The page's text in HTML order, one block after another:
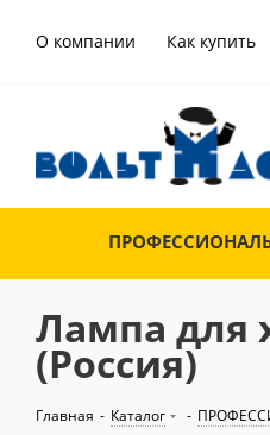
О компании Как купить
Лампа для
(Россия)
Главная - Каталог -